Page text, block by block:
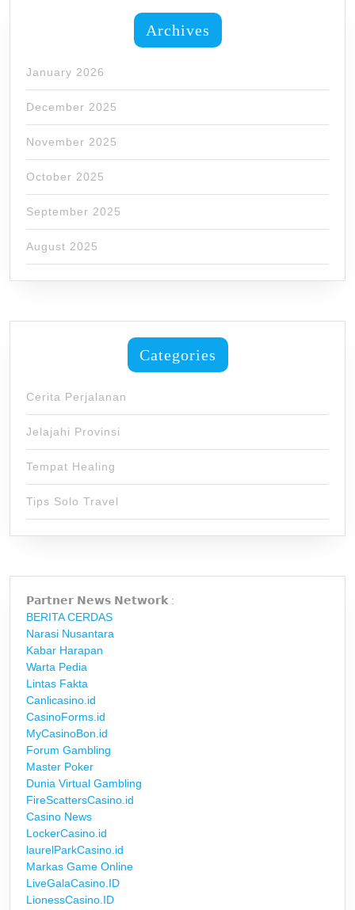
Archives
January 2026
December 2025
November 2025
October 2025
September 2025
August 2025
Categories
Cerita Perjalanan
Jelajahi Provinsi
Tempat Healing
Tips Solo Travel
𝗣𝗮𝗿𝘁𝗻𝗲𝗿 𝗡𝗲𝘄𝘀 𝗡𝗲𝘁𝘄𝗼𝗿𝗸 :
BERITA CERDAS
Narasi Nusantara
Kabar Harapan
Warta Pedia
Lintas Fakta
Canlicasino.id
CasinoForms.id
MyCasinoBon.id
Forum Gambling
Master Poker
Dunia Virtual Gambling
FireScattersCasino.id
Casino News
LockerCasino.id
laurelParkCasino.id
Markas Game Online
LiveGalaCasino.ID
LionessCasino.ID